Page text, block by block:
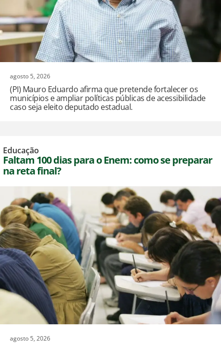
agosto 5, 2026
(PI) Mauro Eduardo afirma que pretende fortalecer os
municípios e ampliar políticas públicas de acessibilidade
caso seja eleito deputado estadual.
Educação
Faltam 100 dias para o Enem: como se preparar
na reta final?
agosto 5, 2026